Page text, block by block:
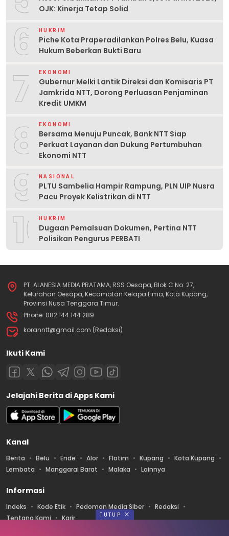
OJK: Kinerja Tetap Solid
6 HUKRIM
Piche Kota Praperadilankan Polres Belu, Kuasa
Hukum Beberkan Bukti Baru
7 EKONOMI
Gubernur Melki Lantik Direksi dan Komisaris PT
Jamkrida NTT, Dorong Perluasan Penjaminan
Kredit UMKM
8 EKONOMI
Bersama Menuju Puncak, Bank NTT Siap
Perkuat Layanan dan Dukung Pertumbuhan
Ekonomi NTT
9 NASIONAL
PLTU Sambelia Hampir Rampung, PLN UIP Nusra
Pacu Proyek Kelistrikan di NTT
10HUKRIM
Dugaan Pemalsuan Dokumen, Pertina NTT
Polisikan Pengurus PERBATI
PT. ALANESIA MEDIA PRATAMA, RSS Oesapa, Blok C No: 27,
Kelurahan Oesapa, Kecamatan Kelapa Lima, Kota Kupang,
Provinsi Nusa Tenggara Timur.
Phone: 082 144 144 289
koranntt@gmail.com (Redaksi)
Ikuti Kami
Jelajahi Berita di Apps Kami
Kanal
Berita Belu Ende Alor Flotim Kupang
Kota Kupang
Lembata
Manggarai Barat Malaka Lainnya
Informasi
Indeks Kode Etik Pedoman Media Siber
Redaksi
Tentang Kami
Karir TUTUP